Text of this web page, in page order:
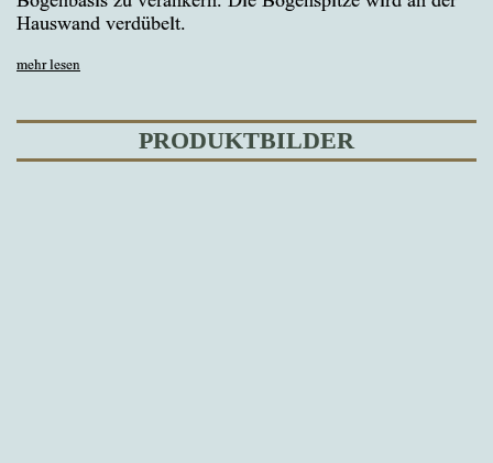
Hauswand verdübelt.
mehr lesen
PRODUKTBILDER